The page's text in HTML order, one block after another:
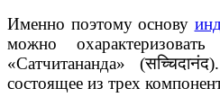
Именно поэтому основу
можно
«Сатчитананда»
состоящее из трех